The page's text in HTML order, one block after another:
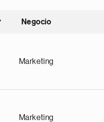
Ordenar
Negocio
Marketing
Marketing